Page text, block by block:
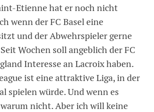
Etienne hat er noch nicht
wenn der FC Basel eine
und der Abwehrspieler gerne
Wochen soll angeblich der FC
Interesse an Lacroix haben.
ist eine attraktive Liga, in der
spielen würde. Und wenn es
nicht. Aber ich will keine